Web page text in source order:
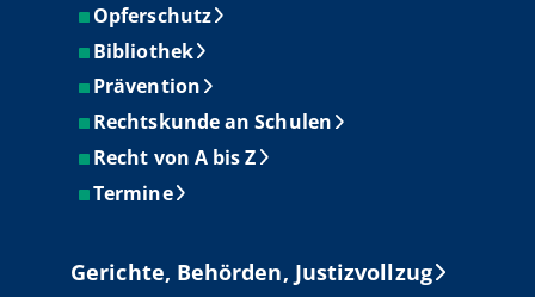
Opferschutz
Bibliothek
Prävention
Rechtskunde an Schulen
Recht von A bis Z
Termine
Gerichte, Behörden, Justizvollzug